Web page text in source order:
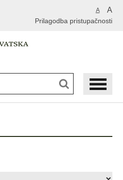
A A
Prilagodba pristupačnosti